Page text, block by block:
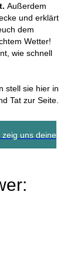
Außerdem
und erklärt
dem
Wetter!
wie schnell
stell sie hier in
Tat zur Seite.
uns deine